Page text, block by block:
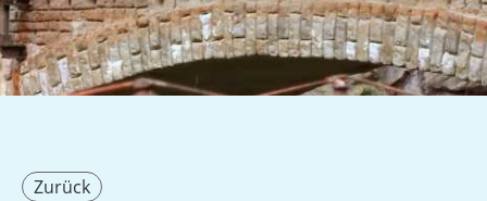
Zurück